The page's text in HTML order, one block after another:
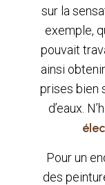
sur la
exemple,
pouvait
ainsi
prises bien
d’eaux.
Pour un
des